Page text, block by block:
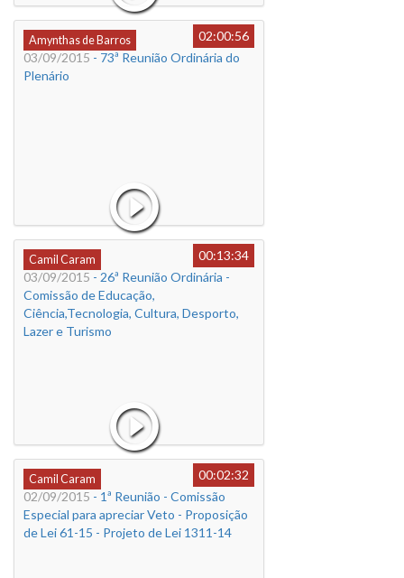
Amynthas de Barros
02:00:56
03/09/2015 - 73ª Reunião Ordinária do
Plenário
Camil Caram
00:13:34
03/09/2015 - 26ª Reunião Ordinária -
Comissão de Educação,
Ciência,Tecnologia, Cultura, Desporto,
Lazer e Turismo
Camil Caram
00:02:32
02/09/2015 - 1ª Reunião - Comissão
Especial para apreciar Veto - Proposição
de Lei 61-15 - Projeto de Lei 1311-14